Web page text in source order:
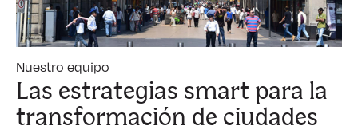
Nuestro equipo
Las estrategias smart para la
transformación de ciudades